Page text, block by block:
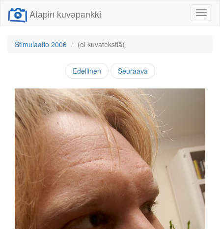
linkit
Atapin kuvapankki
Stimulaatio 2006 (ei kuvatekstiä)
Edellinen Seuraava